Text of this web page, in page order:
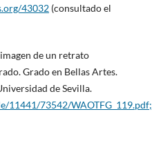
43032(consultado el
de un retrato
Grado en Bellas Artes.
de Sevilla.
11441/73542/